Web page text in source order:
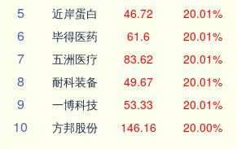
5 近岸蛋白 46.72 20.01%
6 毕得医药 61.6 20.01%
7 五洲医疗 83.62 20.01%
8 耐科装备 49.67 20.01%
9 一博科技 53.33 20.01%
10 方邦股份 146.16 20.00%